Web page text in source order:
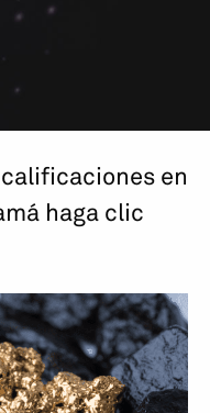
en
haga clic